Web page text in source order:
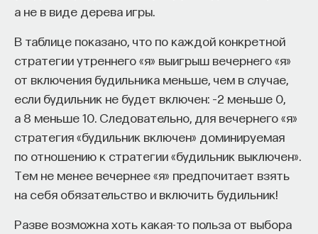
а не в виде дерева игры.
В таблице показано, что по каждой конкретной
стратегии утреннего «я» выигрыш вечернего «я»
от включения будильника меньше, чем в случае,
если будильник не будет включен: –2 меньше 0,
а 8 меньше 10. Следовательно, для вечернего «я»
стратегия «будильник включен» доминируемая
по отношению к стратегии «будильник выключен».
Тем не менее вечернее «я» предпочитает взять
на себя обязательство и включить будильник!
Разве возможна хоть какая-то польза от выбора